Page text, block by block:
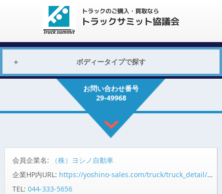
ボディータイプで探す
お問い合わせ番号
29-49968
会員企業名:
（株）ヨシノ自動車
企業HP内URL: https://yoshino-sales.com/truck/truck_detail/?id=53408
TEL: 044-333-5656